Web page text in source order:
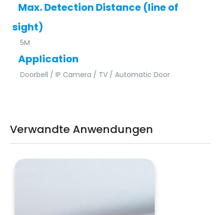
Max. Detection Distance (line of
sight)
5M
Application
Doorbell / IP Camera / TV / Automatic Door
Verwandte Anwendungen